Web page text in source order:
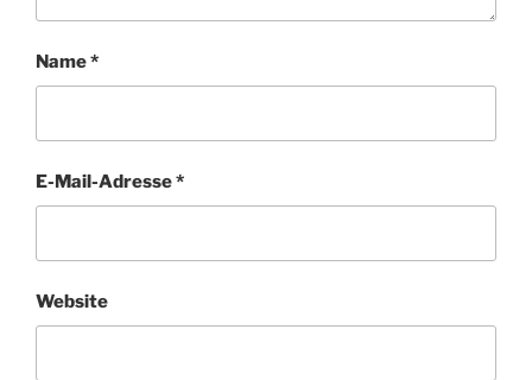
Name*
E-Mail-Adresse*
Website